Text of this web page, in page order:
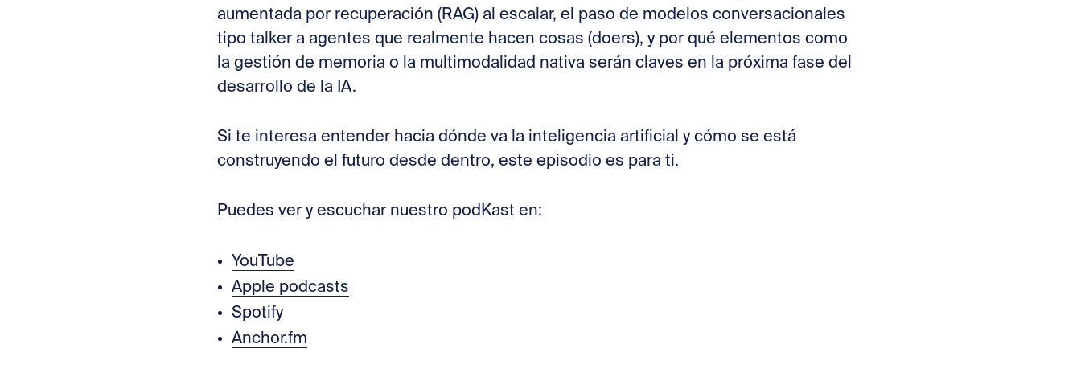
aumentada por recuperación (RAG) al escalar, el paso de modelos conversacionales
tipo talker a agentes que realmente hacen cosas (doers), y por qué elementos como
la gestión de memoria o la multimodalidad nativa serán claves en la próxima fase del
desarrollo de la IA.
Si te interesa entender hacia dónde va la inteligencia artificial y cómo se está
construyendo el futuro desde dentro, este episodio es para ti.
Puedes ver y escuchar nuestro podKast en:
⁠YouTube⁠
⁠Apple podcasts⁠
⁠Spotify⁠
⁠Anchor.fm⁠